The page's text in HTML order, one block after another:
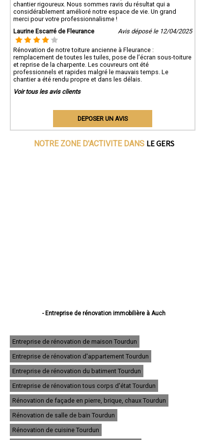
chantier rigoureux. Nous sommes ravis du résultat qui a
considérablement amélioré notre espace de vie. Un grand
merci pour votre professionnalisme !
Laurine Escarré de Fleurance
Avis déposé le 12/04/2025
Rénovation de notre toiture ancienne à Fleurance :
remplacement de toutes les tuiles, pose de l’écran sous-toiture
et reprise de la charpente. Les couvreurs ont été
professionnels et rapides malgré le mauvais temps. Le
chantier a été rendu propre et dans les délais.
Voir tous les avis clients
DEPOSER UN AVIS
NOTRE ZONE D'ACTIVITE DANS LE GERS
- Entreprise de rénovation immobilière à Auch
- Entreprise de rénovation immobilière à Fleurance
- Entreprise de rénovation immobilière à Eauze
- Entreprise de rénovation immobilière à Mirande
- Entreprise de rénovation immobilière à Lectoure
- Entreprise de rénovation immobilière à Vic-Fezensac
- Entreprise de rénovation immobilière à Gimont
- Entreprise de rénovation immobilière à Pavie
- Entreprise de rénovation immobilière à Samatan
- Entreprise de rénovation immobilière à Nogaro
- Entreprise de rénovation immobilière à Lombez
- Entreprise de rénovation immobilière à Mauvezin
- Entreprise de rénovation immobilière à Cazaubon
Entreprise de rénovation de maison Tourdun
Entreprise de rénovation d'appartement Tourdun
Entreprise de rénovation du batiment Tourdun
Entreprise de rénovation tous corps d'état Tourdun
Rénovation de façade en pierre, brique, chaux Tourdun
Rénovation de salle de bain Tourdun
Rénovation de cuisine Tourdun